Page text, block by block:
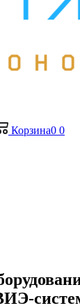
Корзина0 0